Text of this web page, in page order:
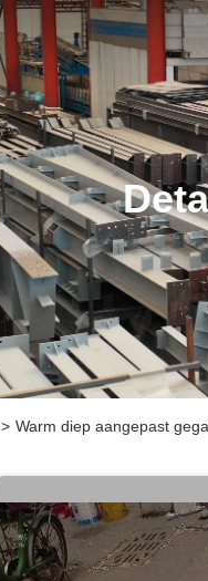
> Warm diep aangepast